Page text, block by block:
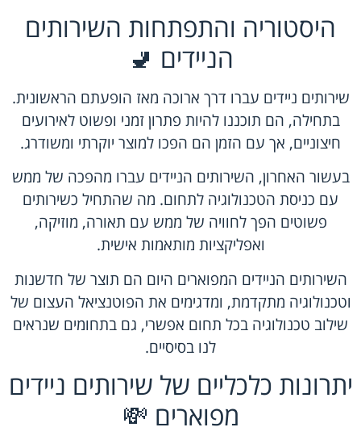
היסטוריה והתפתחות השירותים
הניידים 🚽
שירותים ניידים עברו דרך ארוכה מאז הופעתם הראשונית.
בתחילה, הם תוכננו להיות פתרון זמני ופשוט לאירועים
חיצוניים, אך עם הזמן הם הפכו למוצר יוקרתי ומשודרג.
בעשור האחרון, השירותים הניידים עברו מהפכה של ממש
עם כניסת הטכנולוגיה לתחום. מה שהתחיל כשירותים
פשוטים הפך לחוויה של ממש עם תאורה, מוזיקה,
ואפליקציות מותאמות אישית.
השירותים הניידים המפוארים היום הם תוצר של חדשנות
וטכנולוגיה מתקדמת, ומדגימים את הפוטנציאל העצום של
שילוב טכנולוגיה בכל תחום אפשרי, גם בתחומים שנראים
לנו בסיסיים.
יתרונות כלכליים של שירותים ניידים
מפוארים 💸